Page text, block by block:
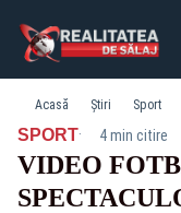
Acasă Știri Sport
SPORT· 4 min citire
VIDEO